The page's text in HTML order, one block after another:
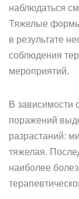
наблюдаться
Тяжелые формы
в результате
соблюдения
мероприятий.
В зависимости
поражений
разрастаний:
тяжелая.
наиболее